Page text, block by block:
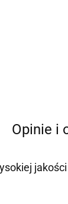
Opinie i